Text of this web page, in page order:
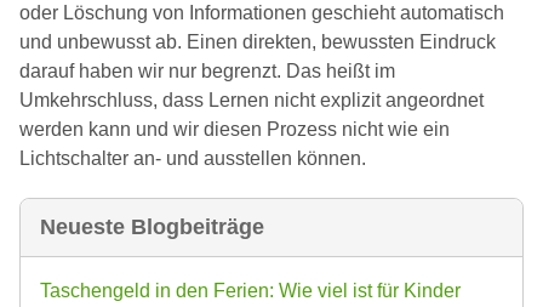
oder Löschung von Informationen geschieht automatisch
und unbewusst ab. Einen direkten, bewussten Eindruck
darauf haben wir nur begrenzt. Das heißt im
Umkehrschluss, dass Lernen nicht explizit angeordnet
werden kann und wir diesen Prozess nicht wie ein
Lichtschalter an- und ausstellen können.
Neueste Blogbeiträge
Taschengeld in den Ferien: Wie viel ist für Kinder